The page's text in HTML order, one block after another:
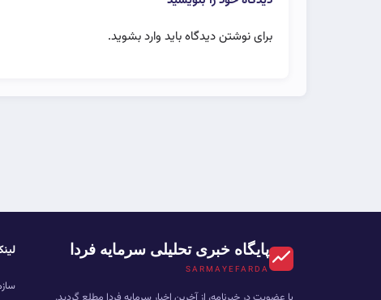
برای نوشتن دیدگاه باید وارد بشوید.
پایگاه خبری تحلیلی سرمایه فردا
SARMAYEFARDA